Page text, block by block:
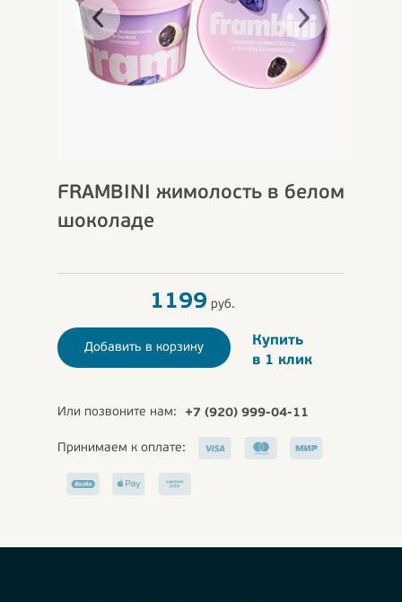
FRAMBINI жимолость в белом
шоколаде
1199 руб.
Добавить в корзину
Купить
в 1 клик
Или позвоните нам: +7 (920) 999-04-11
Принимаем к оплате: